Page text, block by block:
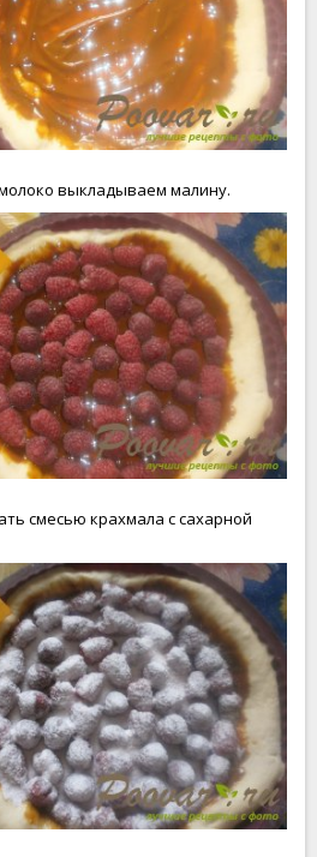
выкладываем малину.
смесью крахмала с сахарной